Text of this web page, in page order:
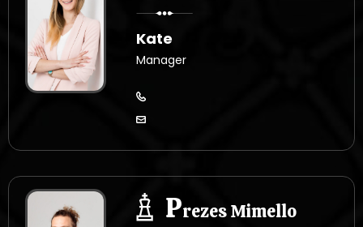
Kate
Manager
Prezes Mimello